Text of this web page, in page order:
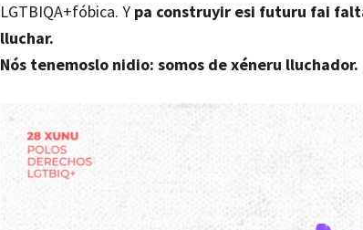
LGTBIQA+fóbica. Y pa construyir esi futuru fai
lluchar.
Nós tenemoslo nidio: somos de xéneru lluchador.